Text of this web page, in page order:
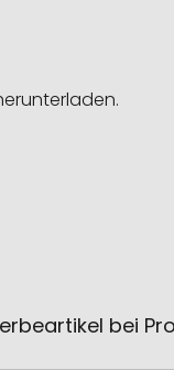
bei